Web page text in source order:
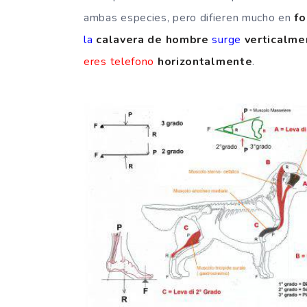
ambas especies, pero difieren mucho en
la calavera de hombre surge
eres telefono horizontalmente.